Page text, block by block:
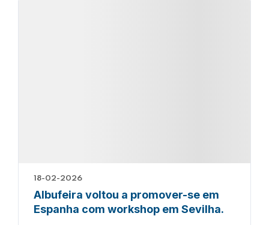
18-02-2026
Albufeira voltou a promover-se em
Espanha com workshop em Sevilha.